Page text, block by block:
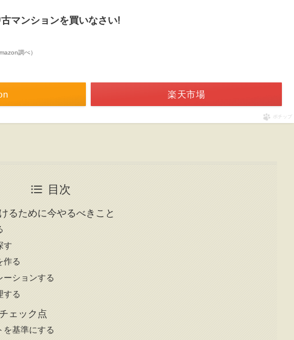
マンションを買いなさい!
調べ）
楽天市場
ポチップ
目次
るために今やるべきこと
す
作る
ーションする
する
ェック点
を基準にする